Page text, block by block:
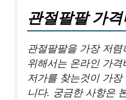
관절팔팔 가
관절팔팔을 가장 저렴
위해서는 온라인 가
저가를 찾는것이 가
니다. 궁금한 사항은